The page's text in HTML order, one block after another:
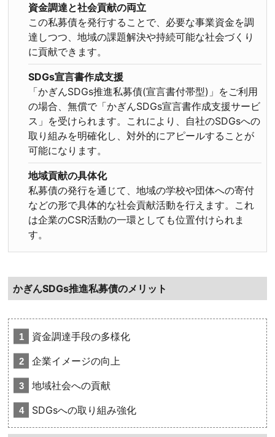
資金調達と社会貢献の両立
この私募債を発行することで、必要な事業資金を調
達しつつ、地域の課題解決や持続可能な社会づくり
に貢献できます。
SDGs宣言書作成支援
「かぎんSDGs推進私募債(宣言書付帯型)」をご利用
の場合、無償で「かぎんSDGs宣言書作成支援サービ
ス」を受けられます。これにより、自社のSDGsへの
取り組みを明確化し、対外的にアピールすることが
可能になります。
地域貢献の具体化
私募債の発行を通じて、地域の学校や団体への寄付
などの形で具体的な社会貢献活動を行えます。これ
は企業のCSR活動の一環としても位置付けられま
す。
かぎんSDGs推進私募債のメリット
資金調達手段の多様化
企業イメージの向上
地域社会への貢献
SDGsへの取り組み強化